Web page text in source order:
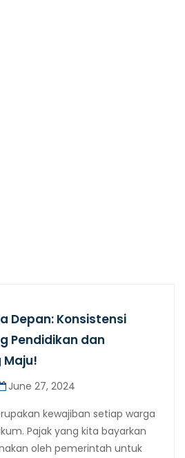
Depan: Konsistensi
Pendidikan dan
June 27, 2024
kewajiban setiap warga
Pajak yang kita bayarkan
oleh pemerintah untuk